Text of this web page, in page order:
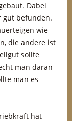
Dabei
gut befunden.
wie
die andere ist
sollte
man daran
man es
hat